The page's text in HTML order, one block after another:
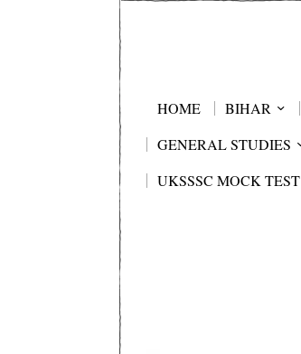
HOME BIHAR
GENERAL STUDIES
UKSSSC MOCK TEST